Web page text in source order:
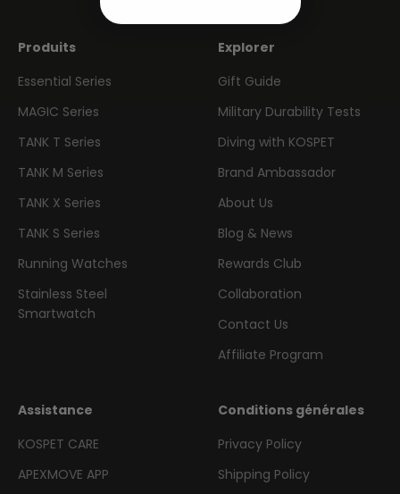
Produits
Essential Series
MAGIC Series
TANK T Series
TANK M Series
TANK X Series
TANK S Series
Running Watches
Stainless Steel
Smartwatch
Explorer
Gift Guide
Military Durability Tests
Diving with KOSPET
Brand Ambassador
About Us
Blog & News
Rewards Club
Collaboration
Contact Us
Affiliate Program
Assistance
KOSPET CARE
APEXMOVE APP
Conditions générales
Privacy Policy
Shipping Policy